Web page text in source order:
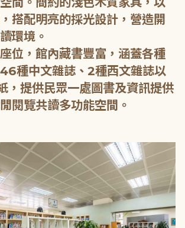
搭配明亮的採光設計，營造開
環境。
位，館內藏書豐富，涵蓋各種
種中文雜誌、2種西文雜誌以
，提供民眾一處圖書及資訊提供